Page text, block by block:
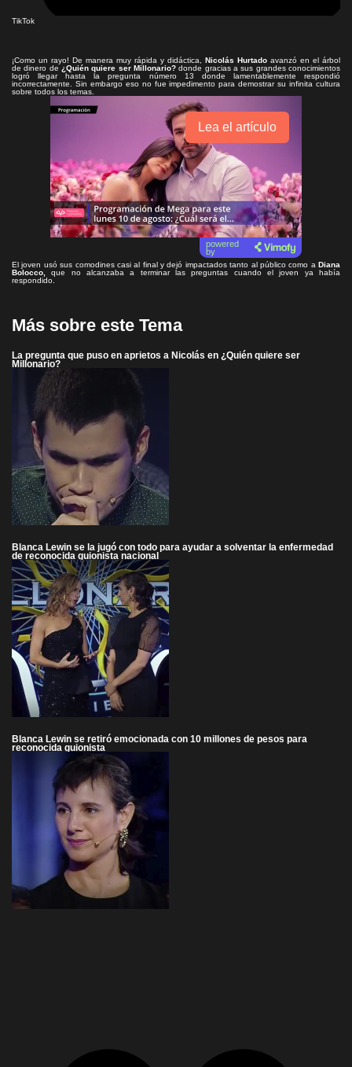
TikTok
¡Como un rayo! De manera muy rápida y didáctica, Nicolás Hurtado avanzó en el árbol
de dinero de ¿Quién quiere ser Millonario?donde gracias a sus grandes conocimientos
logró llegar hasta la pregunta número 13 donde lamentablemente respondió
incorrectamente. Sin embargo eso no fue impedimento para demostrar su infinita cultura
sobre todos los temas.
Lea el artículo
powered
by
El joven usó sus comodines casi al final y dejó impactados tanto al público como a Diana
Bolocco,que no alcanzaba a terminar las preguntas cuando el joven ya había
respondido.
Más sobre este Tema
La pregunta que puso en aprietos a Nicolás en ¿Quién quiere ser
Millonario?
Blanca Lewin se la jugó con todo para ayudar a solventar la enfermedad
de reconocida guionista nacional
Blanca Lewin se retiró emocionada con 10 millones de pesos para
reconocida guionista